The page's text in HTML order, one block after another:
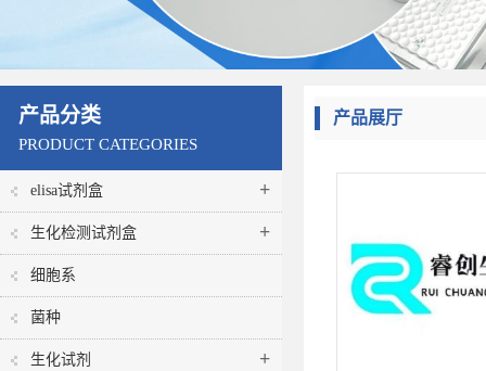
产品分类
PRODUCT CATEGORIES
elisa试剂盒 +
生化检测试剂盒 +
细胞系
菌种
生化试剂 +
产品展厅